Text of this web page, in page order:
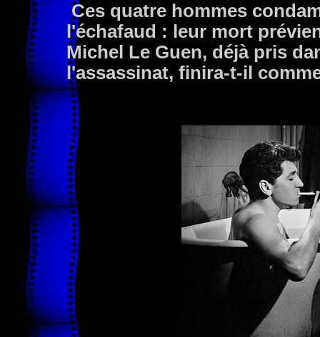
Ces quatre hommes
l'échafaud : leur mort
Michel Le Guen, déjà pris
l'assassinat, finira-t-il